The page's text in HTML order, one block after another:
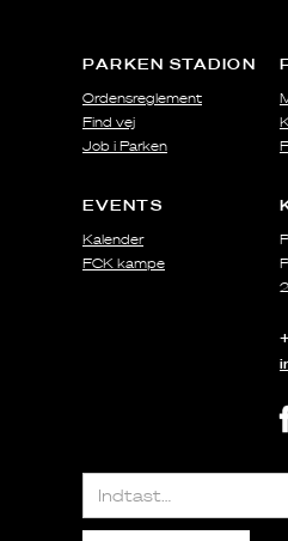
PARKEN STADION
Ordensreglement
Find vej
Job i Parken
EVENTS
Kalender
FCK kampe